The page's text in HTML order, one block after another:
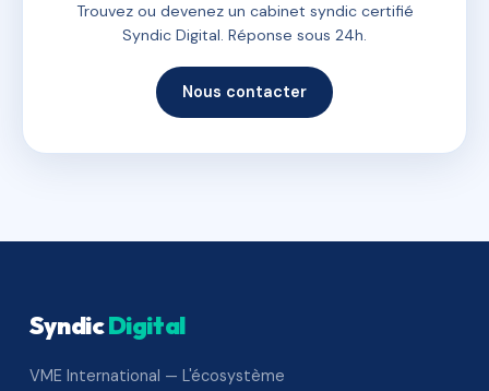
Trouvez ou devenez un cabinet syndic certifié
Syndic Digital. Réponse sous 24h.
Nous contacter
SyndicDigital
VME International — L'écosystème